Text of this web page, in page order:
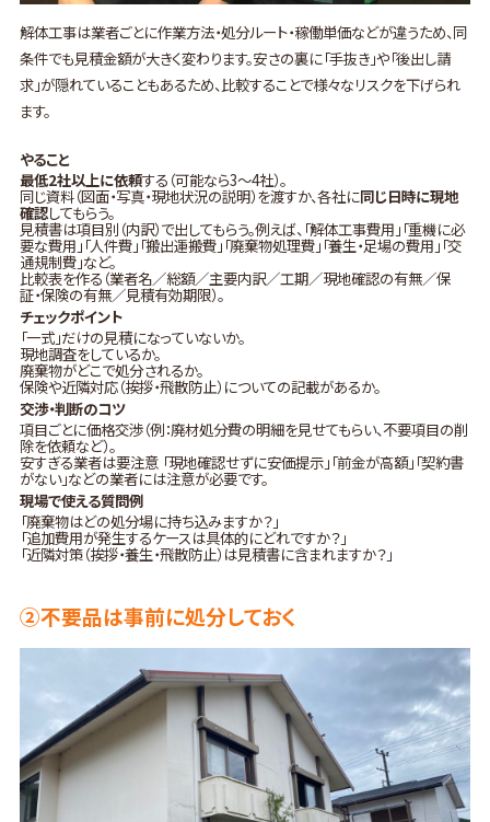
解体工事は業者ごとに作業方法・処分ルート・稼働単価などが違うため、同
条件でも見積金額が大きく変わります。安さの裏に「手抜き」や「後出し請
求」が隠れていることもあるため、比較することで様々なリスクを下げられ
ます。
やること
最低2社以上に依頼する（可能なら3〜4社）。
同じ資料（図面・写真・現地状況の説明）を渡すか、各社に同じ日時に現地
確認してもらう。
見積書は項目別（内訳）で出してもらう。例えば、「解体工事費用」「重機に必
要な費用」「人件費」「搬出運搬費」「廃棄物処理費」「養生・足場の費用」「交
通規制費」など。
比較表を作る（業者名／総額／主要内訳／工期／現地確認の有無／保
証・保険の有無／見積有効期限）。
チェックポイント
「一式」だけの見積になっていないか。
現地調査をしているか。
廃棄物がどこで処分されるか。
保険や近隣対応（挨拶・飛散防止）についての記載があるか。
交渉・判断のコツ
項目ごとに価格交渉（例：廃材処分費の明細を見せてもらい、不要項目の削
除を依頼など）。
安すぎる業者は要注意 「現地確認せずに安価提示」「前金が高額」「契約書
がない」などの業者には注意が必要です。
現場で使える質問例
「廃棄物はどの処分場に持ち込みますか？」
「追加費用が発生するケースは具体的にどれですか？」
「近隣対策（挨拶・養生・飛散防止）は見積書に含まれますか？」
②不要品は事前に処分しておく